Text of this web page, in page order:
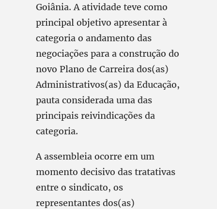
Goiânia. A atividade teve como
principal objetivo apresentar à
categoria o andamento das
negociações para a construção do
novo Plano de Carreira dos(as)
Administrativos(as) da Educação,
pauta considerada uma das
principais reivindicações da
categoria.
A assembleia ocorre em um
momento decisivo das tratativas
entre o sindicato, os
representantes dos(as)